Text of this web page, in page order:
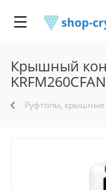
Крышный
Руфтопы,